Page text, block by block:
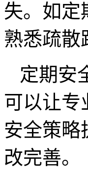
失。如定
熟悉疏散
定期安
可以让专
安全策略
改完善。